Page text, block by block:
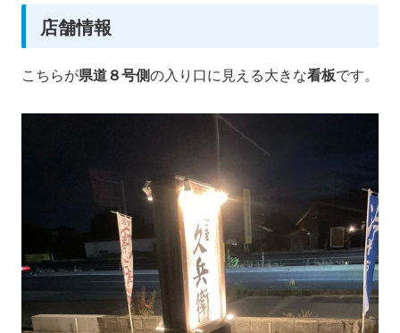
店舗情報
こちらが県道８号側の入り口に見える大きな看板です。